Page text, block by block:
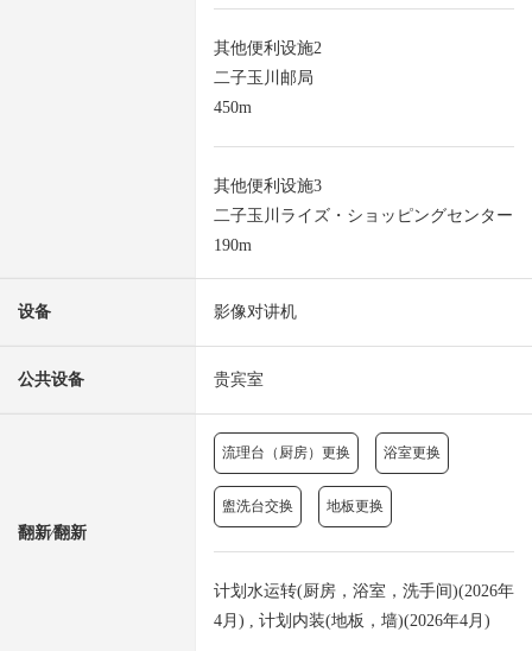
其他便利设施2
二子玉川邮局
450m
其他便利设施3
二子玉川ライズ・ショッピングセンター
190m
设备 影像对讲机
公共设备 贵宾室
翻新⁄翻新
流理台（厨房）更换 浴室更换
盥洗台交换 地板更换
计划水运转(厨房，浴室，洗手间)(2026年
4月) , 计划内装(地板，墙)(2026年4月)